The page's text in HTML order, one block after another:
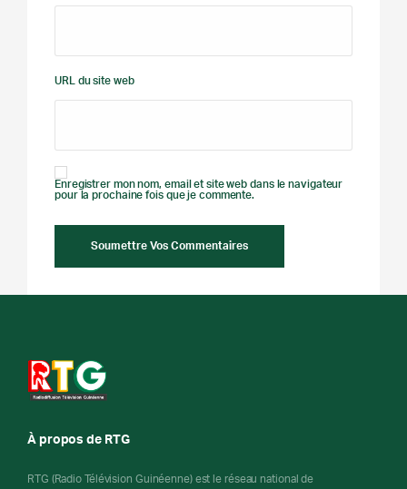
URL du site web
Enregistrer mon nom, email et site web dans le navigateur
pour la prochaine fois que je commente.
À propos de RTG
RTG (Radio Télévision Guinéenne) est le réseau national de